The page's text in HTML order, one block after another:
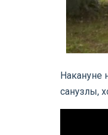
Накануне
санузлы,